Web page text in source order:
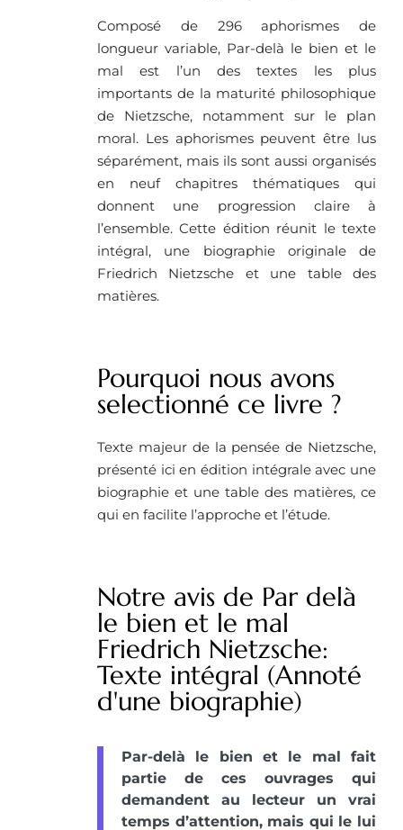
Composé de 296 aphorismes de
longueur variable, Par-delà le bien et le
mal est l’un des textes les plus
importants de la maturité philosophique
de Nietzsche, notamment sur le plan
moral. Les aphorismes peuvent être lus
séparément, mais ils sont aussi organisés
en neuf chapitres thématiques qui
donnent une progression claire à
l’ensemble. Cette édition réunit le texte
intégral, une biographie originale de
Friedrich Nietzsche et une table des
matières.
Pourquoi nous avons
selectionné ce livre ?
Texte majeur de la pensée de Nietzsche,
présenté ici en édition intégrale avec une
biographie et une table des matières, ce
qui en facilite l’approche et l’étude.
Notre avis de Par delà
le bien et le mal
Friedrich Nietzsche:
Texte intégral (Annoté
d'une biographie)
Par-delà le bien et le mal fait
partie de ces ouvrages qui
demandent au lecteur un vrai
temps d’attention, mais qui le lui